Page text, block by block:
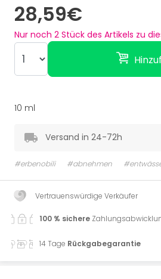
28,59€
Nur noch 2 Stück des Artikels zu
10 ml
Versand in 24-72h
#erbenobili #abnehmen
Vertrauenswürdige Verkäufer
100 % sichere
14 Tage Rückgabegarantie